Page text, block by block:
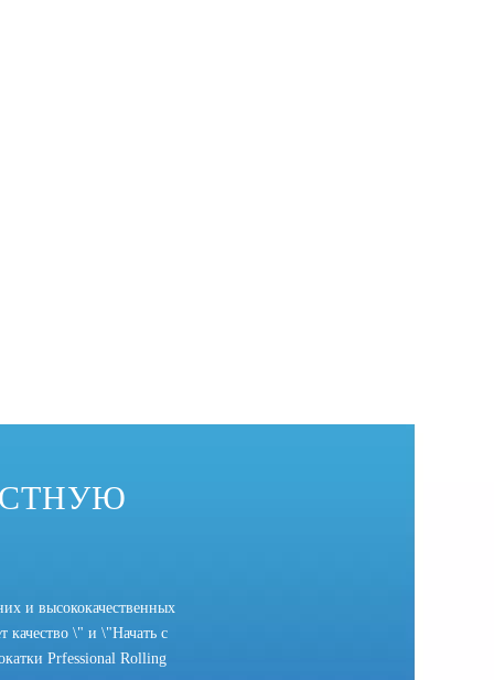
и высококачественных
качество \" и \"Начать с
Prfessional Rolling